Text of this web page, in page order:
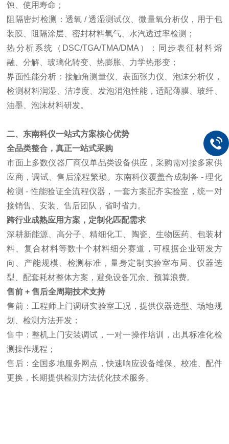
蚀、使用寿命；
阻隔密封检测：透氧 / 透湿测试仪、微量氧分析仪，用于包
装膜、阻隔涂层、密封材料氧气、水汽透过率检测；
热分析系统（DSC/TGA/TMA/DMA）：同步表征材料熔
融、分解、玻璃化转变、热膨胀、力学热形变；
界面性能分析：接触角测量仪、表面张力仪、泡沫分析仪，
检测材料润湿、洁净度、发泡消泡性能，适配薄膜、玻纤、
油墨、泡沫材料研发。
二、东南科仪一站式方案核心优势
全品类整合，真正一站式采购
市面上多数仪器厂商仅单品类设备供应，采购需对接多家供
应商，调试、售后流程繁琐。东南科仪覆盖合成制备 - 理化
检测 - 性能验证全流程仪器，一套方案配齐实验室，统一对
接销售、安装、售后团队，省时省力。
跨行业成熟应用方案，定制化匹配需求
深耕新能源、高分子、精细化工、陶瓷、生物医药、包装材
料、复合材料等数十个材料细分赛道，可根据企业研发方
向、产能规模、检测标准，量身定制实验室布局、仪器选
型、配套耗材整体方案，避免设备冗余、预算浪费。
售前 + 售后全周期技术支持
售前：工程师上门调研实验室工况，提供仪器选型、场地规
划、检测方法开发；
售中：整机上门安装调试，一对一操作培训，出具标准化检
测操作规程；
售后：全国多地服务网点，快速响应设备维保、校准、配件
更换，长期提供检测方法优化技术服务。